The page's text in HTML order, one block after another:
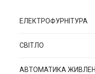
ЕЛЕКТРОФУРНІТУРА
СВІТЛО
АВТОМАТИКА